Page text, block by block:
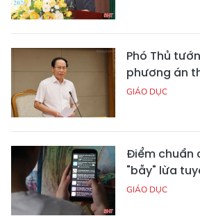
Phó Thủ
phương án
GIÁO DỤC
Điểm chuẩn
"bẫy" lừa
GIÁO DỤC